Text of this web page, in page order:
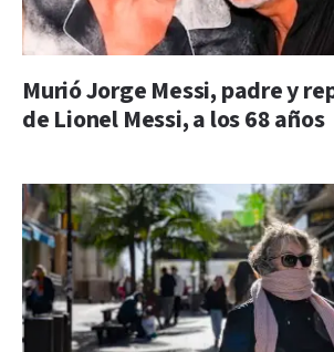
Murió Jorge Messi, padre y
de Lionel Messi, a los 68 años